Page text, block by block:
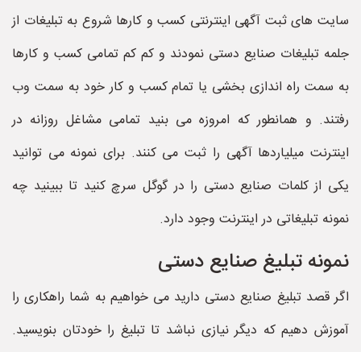
سایت های ثبت آگهی اینترنتی کسب و کارها شروع به تبلیغات از
جلمه تبلیغات صنایع دستی نمودند و کم کم تمامی کسب و کارها
به سمت راه اندازی بخشی یا تمام کسب و کار خود به سمت وب
رفتند. و همانطور که امروزه می بنید تمامی مشاغل روزانه در
اینترنت میلیاردها آگهی را ثبت می کنند. برای نمونه می توانید
یکی از کلمات صنایع دستی را در گوگل سرچ کنید تا ببینید چه
نمونه تبلیغاتی در اینترنت وجود دارد.
نمونه تبلیغ صنایع دستی
اگر قصد تبلیغ صنایع دستی دارید می خواهیم به شما راهکاری را
آموزش دهیم که دیگر نیازی نباشد تا تبلیغ را خودتان بنویسید.